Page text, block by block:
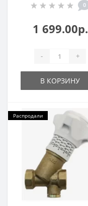
0
1 699.00р.
- +
В КОРЗИНУ
Распродали